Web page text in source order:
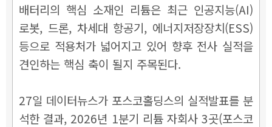
배터리의 핵심 소재인 리튬은 최근 인공지능(AI)
로봇, 드론, 차세대 항공기, 에너지저장장치(ESS)
등으로 적용처가 넓어지고 있어 향후 전사 실적을
견인하는 핵심 축이 될지 주목된다.
27일 데이터뉴스가 포스코홀딩스의 실적발표를 분
석한 결과, 2026년 1분기 리튬 자회사 3곳(포스코